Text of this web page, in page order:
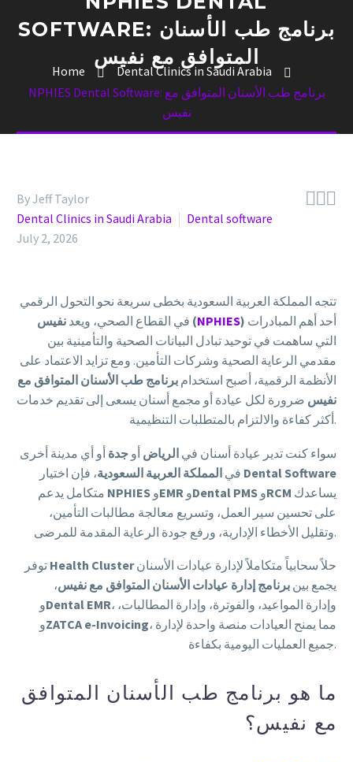
SOFTWARE: برنامج طب الأسنان
المتوافق مع نفيس
Home
Dental Clinics in Saudi Arabia
NPHIES Dental Software: برنامج طب الأسنان المتوافق مع
نفيس

By Jeff Taylor
Dental Clinics in Saudi Arabia
Dental software
July 2, 2026
تتجه المملكة العربية السعودية بخطى سريعة نحو التحول الرقمي
في القطاع الصحي، ويعد نفيس (NPHIES)
التي ساهمت في توحيد تبادل البيانات الصحية والتأمينية بين
مقدمي الرعاية الصحية وشركات التأمين. ومع تزايد الاعتماد على
الأنظمة الرقمية، أصبح استخدام برنامج طب الأسنان المتوافق مع
نفيس ضرورة لكل عيادة أو مجمع أسنان يسعى إلى تقديم خدمات
أكثر كفاءة والالتزام بالمتطلبات التنظيمية.
سواء كنت تدير عيادة أسنان في الرياض أو جدة أو أي مدينة أخرى
في المملكة العربية السعودية
Dental Software
NPHIES وEMR وDental PMS وRCM
على تحسين سير العمل، وتسريع معالجة مطالبات التأمين،
وتقليل الأخطاء الإدارية، ورفع جودة الرعاية المقدمة للمرضى.
Health Clusterحلاً سحابياً متكاملاً لإدارة عيادات الأسنان
يجمع بين برنامج إدارة عيادات الأسنان المتوافق مع نفيس،
وDental EMR، وإدارة المواعيد، والفوترة، وإدارة المطالبات،
وZATCA e-Invoicing، مما يمنح العيادات منصة واحدة لإدارة
جميع العمليات اليومية بكفاءة.
ما هو برنامج طب الأسنان المتوافق
مع نفيس؟